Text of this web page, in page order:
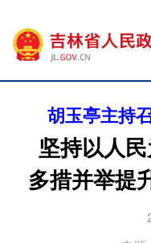
胡玉亭主持
坚持以人
多措并举提